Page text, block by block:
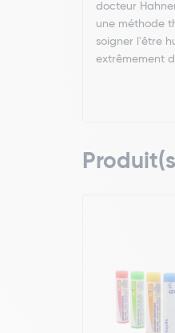
docteur
une méthode
soigner l'être
extrêmement